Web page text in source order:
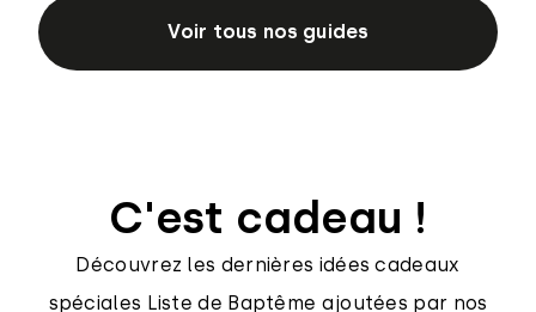
Voir tous nos guides
C'est cadeau !
Découvrez les dernières idées cadeaux
spéciales Liste de Baptême ajoutées par nos